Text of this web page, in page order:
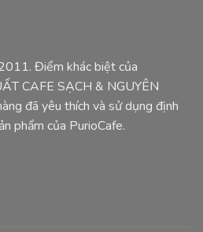
Điểm khác biệt của
CAFE SẠCH & NGUYÊN
đã yêu thích và sử dụng định
phẩm của PurioCafe.